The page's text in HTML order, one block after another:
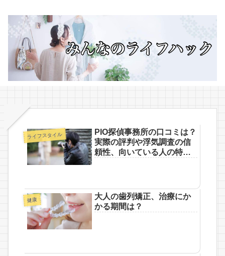
ライフスタイル
PIO探偵事務所の口コミは？
実際の評判や浮気調査の信
頼性、向いている人の特徴
健康
大人の歯列矯正、治療にか
かる期間は？